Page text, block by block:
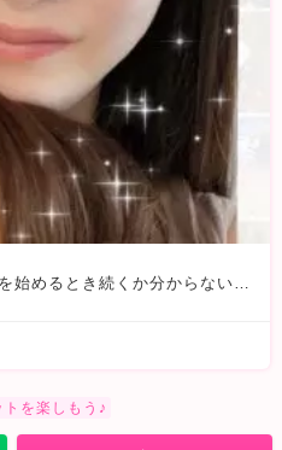
を楽しもう♪
に、知識もないのに、身の回りの装備から揃えたくなっちゃう方いませんか？私です